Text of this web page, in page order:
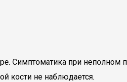
Симптоматика при неполном
кости не наблюдается.